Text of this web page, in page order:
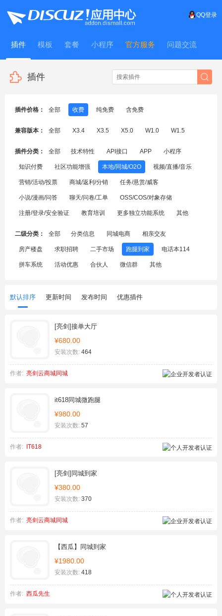
QQ登录
插件 模板 套餐 小程序 官方服务 问题交流
WitFrame
插件
插件价格： 全部 收费 纯免费 含免费
兼容版本： 全部 X3.4 X3.5 X5.0 W1.0 W1.5
插件分类： 全部 技术特性 API接口 APP 小程序
知识付费 社区功能增强 本地/同城/O2O 视频/直播/音乐
营销/活动/投票 商城/返利/分销 任务/悬赏/威客
小说/漫画/问答 聊天/问卷/工单 OSS/COS/对象存储
注册/登录/安全验证 教育培训 更多独立功能系统 其他
二级分类： 全部 分类信息 同城电商 相亲交友
房产楼盘 求职招聘 二手市场 跑腿到家 电话本114
拼车系统 活动优惠 合伙人 微信群 其他
默认排序 更新时间 发布时间 优惠插件
[亮剑]接单大厅
¥680.00
安装次数: 464
作者: 亮剑云商城同城
it618同城微跑腿
¥980.00
安装次数: 57
作者: IT618
[亮剑]同城到家
¥380.00
安装次数: 370
作者: 亮剑云商城同城
【西瓜】同城到家
¥1980.00
安装次数: 418
作者: 西瓜先生